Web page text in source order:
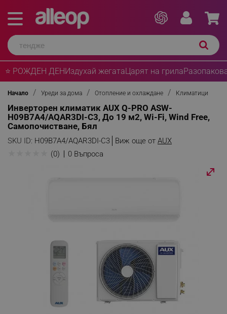
⭐ РОЖДЕН ДЕНИздухай жегатаЦарят на грила
Начало Уреди за дома Отопление и охлаждане Климатици
Инверторен климатик AUX Q-PRO ASW-
H09B7A4/AQAR3DI-C3, До 19 м2, Wi-Fi, Wind Free,
Самопочистване, Бял
SKU ID: H09B7A4/AQAR3DI-C3 Виж още от AUX
(0) 0 Въпроса